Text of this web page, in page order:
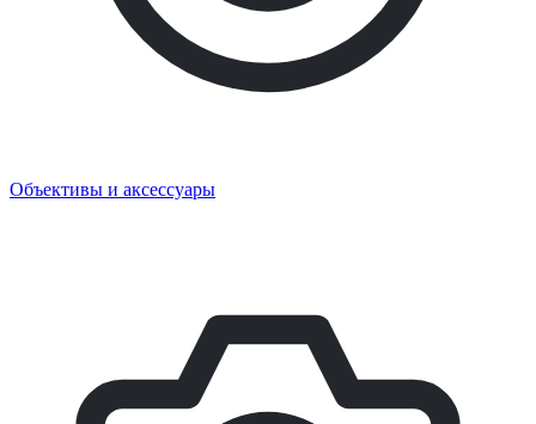
Объективы и аксессуары